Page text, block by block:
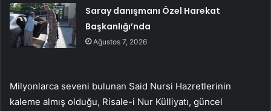
Saray danışmanı Özel Harekat
Başkanlığı’nda
Ağustos 7, 2026
Milyonlarca seveni bulunan Said Nursi Hazretlerinin
kaleme almış olduğu, Risale-i Nur Külliyatı, güncel